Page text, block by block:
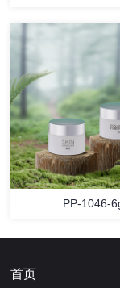
PP-1046-
首页